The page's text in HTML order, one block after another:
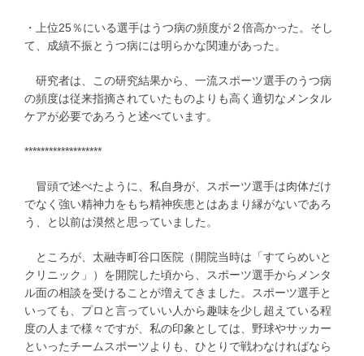
・上位25％にいる選手はうつ病の頻度が２倍高かった。そし
て、成績不振とうつ病には明らかな関連があった。
研究者は、この研究結果から、一流スポーツ選手のうつ病
の頻度は従来指摘されていたものよりも高く適切なメンタル
ケアが必要であろうと述べています。
*******************
冒頭で述べたように、私自身が、スポーツ選手は肉体だけ
でなく強い精神力をもち精神疾患とはあまり縁がないであろ
う、と以前は漠然と思っていました。
ところが、太融寺町谷口医院（開院当時は「すてらめいと
クリニック」）を開院した頃から、スポーツ選手からメンタ
ル面の相談を受けることが増えてきました。スポーツ選手と
いっても、プロと言っていい人から趣味を少し超えている程
度の人まで様々ですが、私の印象としては、野球やサッカー
といったチームスポーツよりも、ひとりで戦わなければなら